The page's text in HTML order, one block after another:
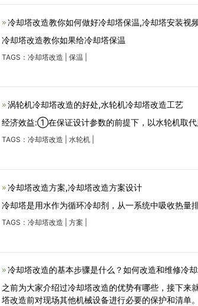
冷却塔改造教你如何做好冷却塔保温,冷却塔安装视
冷却塔改造教你如果给冷却塔保温
TAGS： 冷却塔改造 保温
涡轮机冷却塔改造的好处,水轮机冷却塔改造工艺
经济效益:①在保证设计参数的前提下，以水轮机取
TAGS： 冷却塔改造 水轮机
冷却塔改造方案,冷却塔改造方案设计
冷却塔是用水作为循环冷却剂，从一系统中吸收热量
TAGS： 冷却塔改造 方案
冷却塔改造的基本步骤是什么？如何改造和维修冷
之前为大家介绍过冷却塔改造的优势有哪些，接下来
塔改造前对现场其他机械设备进行必要的保护和清单